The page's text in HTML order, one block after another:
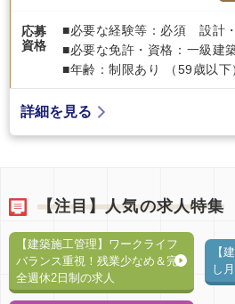
応募
資格
■必要な経験等：必須 設計
■必要な免許・資格：一級
■年齢：制限あり （59歳以下
詳細を見る
【注目】人気の求人特集
【建築施工管理】ワークライフ
バランス重視！残業少なめ＆完
全週休2日制の求人
【
し